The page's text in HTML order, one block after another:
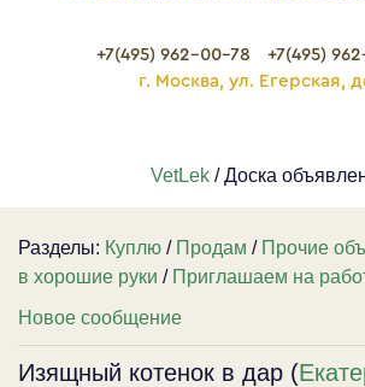
+7(495) 962-00-78
+7(495)
г. Москва, ул. Егерская,
VetLek/ Доска
Разделы: Куплю / Продам / Прочие
в хорошие руки / Приглашаем на
Новое сообщение
Изящный котенок в дар (